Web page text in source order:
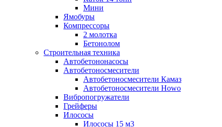
Мини
Ямобуры
Компрессоры
2 молотка
Бетонолом
Строительная техника
Автобетононасосы
Автобетоносмесители
Автобетоносмесители Камаз
Автобетоносмесители Howo
Вибропогружатели
Грейферы
Илососы
Илососы 15 м3